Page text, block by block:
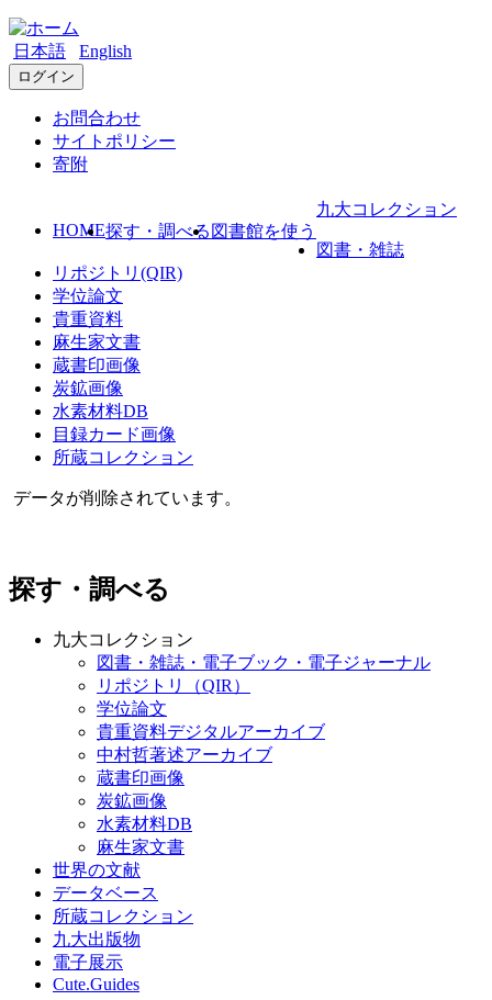
日本語 English
ログイン
お問合わせ
サイトポリシー
寄附
HOME探す・調べる 図書館を使う
九大コレクション
図書・雑誌
リポジトリ(QIR)
学位論文
貴重資料
麻生家文書
蔵書印画像
炭鉱画像
水素材料DB
目録カード画像
所蔵コレクション
データが削除されています。
探す・調べる
九大コレクション
図書・雑誌・電子ブック・電子ジャーナル
リポジトリ（QIR）
学位論文
貴重資料デジタルアーカイブ
中村哲著述アーカイブ
蔵書印画像
炭鉱画像
水素材料DB
麻生家文書
世界の文献
データベース
所蔵コレクション
九大出版物
電子展示
Cute.Guides